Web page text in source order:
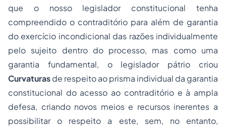
que o nosso legislador constitucional tenha
compreendido o contraditório para além de garantia
do exercício incondicional das razões individualmente
pelo sujeito dentro do processo, mas como uma
garantia fundamental, o legislador pátrio criou
Curvaturasde respeito ao prisma individual da garantia
constitucional do acesso ao contraditório e à ampla
defesa, criando novos meios e recursos inerentes a
possibilitar o respeito a este, sem, no entanto,